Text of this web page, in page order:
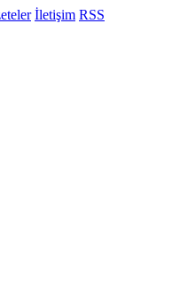
İletişim RSS